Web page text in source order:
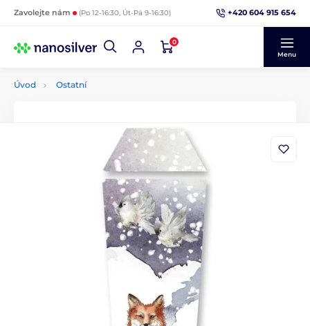
Zavolejte nám (Po 12-16:30, Út-Pá 9-16:30) +420 604 915 654
0
Menu
Úvod Ostatní